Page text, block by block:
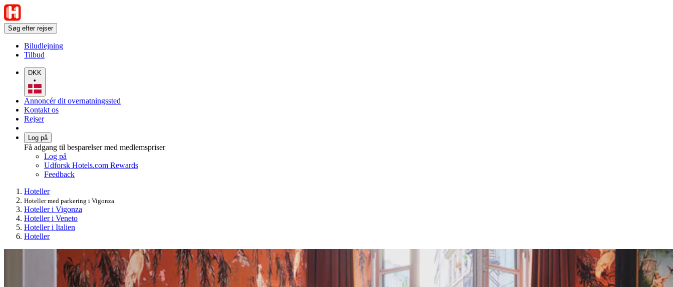
Søg efter rejser
Biludlejning
Tilbud
DKK
•
Annoncér dit overnatningssted
Kontakt os
Rejser
Log på
Få adgang til besparelser med medlemspriser
Log på
Udforsk Hotels.com Rewards
Feedback
Hoteller
Hoteller med parkering i Vigonza
Hoteller i Vigonza
Hoteller i Veneto
Hoteller i Italien
Hoteller